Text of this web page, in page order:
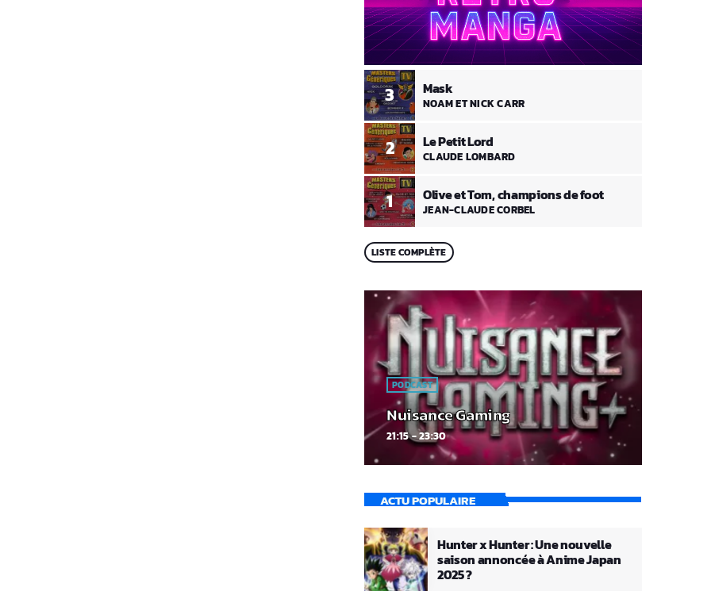
1 Olive et Tom, champions de foot
JEAN-CLAUDE CORBEL
2 Le Petit Lord
CLAUDE LOMBARD
3 Mask
NOAM ET NICK CARR
LISTE COMPLÈTE
PODCAST
Nuisance Gaming
21:15 - 23:30
ACTU POPULAIRE
Hunter x Hunter : Une nouvelle
saison annoncée à Anime Japan
2025 ?